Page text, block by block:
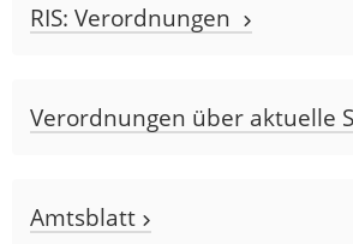
RIS: Verordnungen
Verordnungen über aktuelle
Amtsblatt